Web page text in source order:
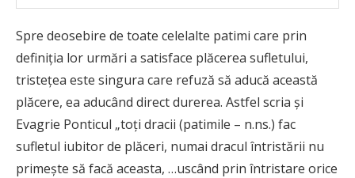
Spre deosebire de toate celelalte patimi care prin
definiţia lor urmări a satisface plăcerea sufletului,
tristeţea este singura care refuză să aducă această
plăcere, ea aducând direct durerea. Astfel scria şi
Evagrie Ponticul „toţi dracii (patimile – n.ns.) fac
sufletul iubitor de plăceri, numai dracul întristării nu
primeşte să facă aceasta, …uscând prin întristare orice